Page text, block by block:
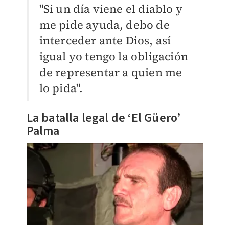
"Si un día viene el diablo y
me pide ayuda, debo de
interceder ante Dios, así
igual yo tengo la obligación
de representar a quien me
lo pida".
La batalla legal de ‘El Güero’
Palma